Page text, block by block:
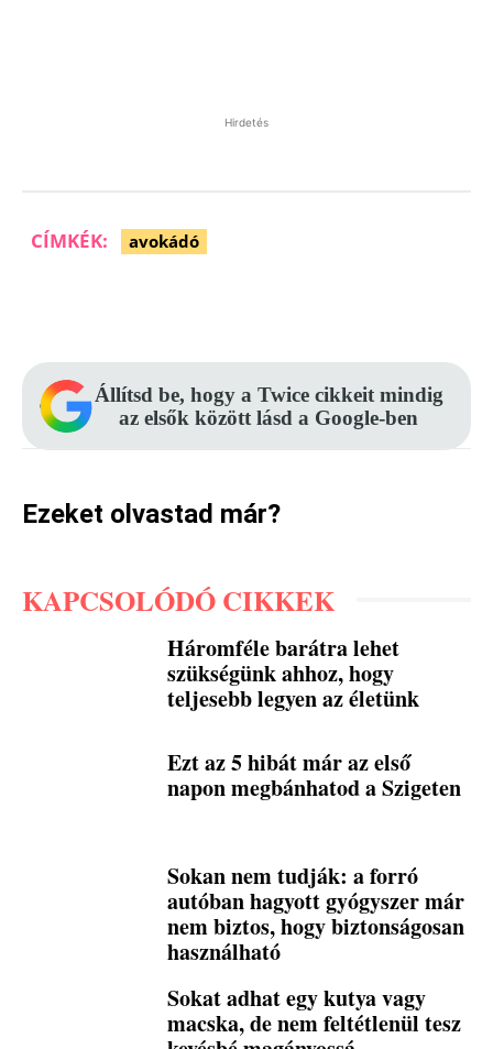
Hirdetés
CÍMKÉK: avokádó
Állítsd be, hogy a Twice cikkeit mindig
az elsők között lásd a Google-ben
Ezeket olvastad már?
KAPCSOLÓDÓ CIKKEK
Háromféle barátra lehet
szükségünk ahhoz, hogy
teljesebb legyen az életünk
Ezt az 5 hibát már az első
napon megbánhatod a Szigeten
Sokan nem tudják: a forró
autóban hagyott gyógyszer már
nem biztos, hogy biztonságosan
használható
Sokat adhat egy kutya vagy
macska, de nem feltétlenül tesz